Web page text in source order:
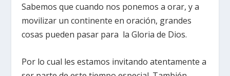
Sabemos que cuando nos ponemos a orar, y a
movilizar un continente en oración, grandes
cosas pueden pasar para la Gloria de Dios.
Por lo cual les estamos invitando atentamente a